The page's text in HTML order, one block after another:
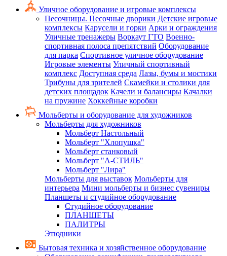
Уличное оборудование и игровые комплексы
Песочницы. Песочные дворики Детские игровые
комплексы Карусели и горки Арки и ограждения
Уличные тренажеры Воркаут ГТО Военно-
спортивная полоса препятствий Оборудование
для парка Спортивное уличное оборудование
Игровые элементы Уличный спортивный
комплекс Доступная среда Лазы, бумы и мостики
Трибуны для зрителей Скамейки и столики для
детских площадок Качели и балансиры Качалки
на пружине Хоккейные коробки
Мольберты и оборудование для художников
Мольберты для художников
Мольберт Настольный
Мольберт "Хлопушка"
Мольберт станковый
Мольберт "А-СТИЛЬ"
Мольберт "Лира"
Мольберты для выставок Мольберты для
интерьера Мини мольберты и бизнес сувениры
Планшеты и студийное оборудование
Студийное оборудование
ПЛАНШЕТЫ
ПАЛИТРЫ
Этюдники
Бытовая техника и хозяйственное оборудование